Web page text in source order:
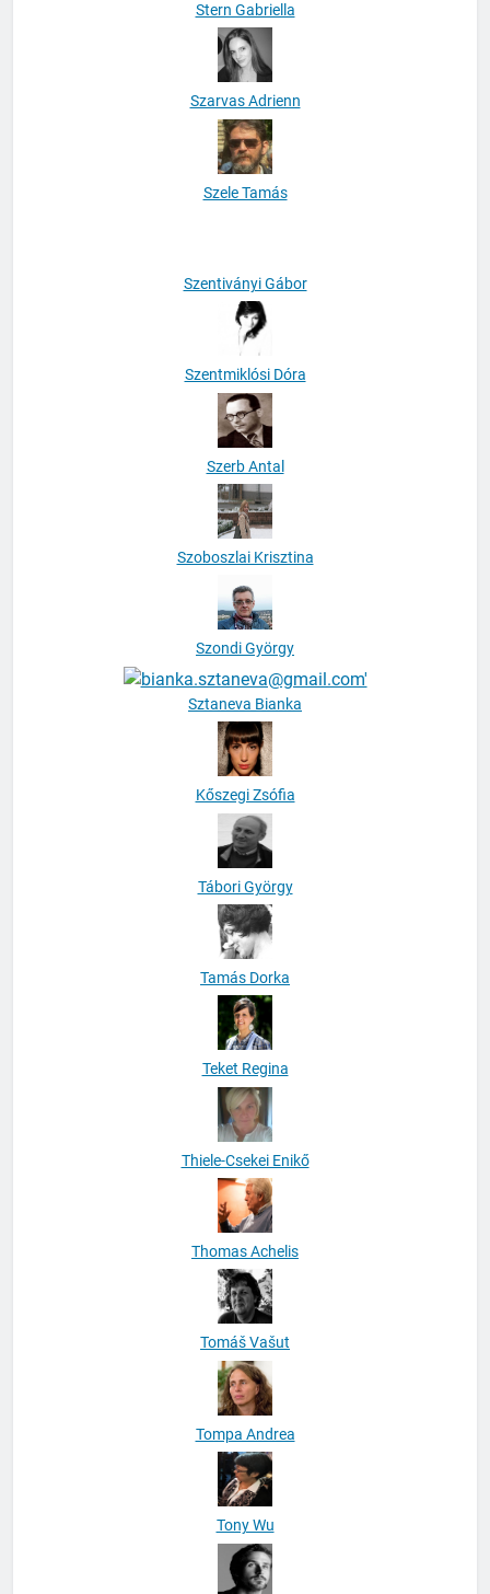
Stern Gabriella
Szarvas Adrienn
Szele Tamás
Szentmiklósi Dóra
Szerb Antal
Szoboszlai Krisztina
Szondi György
Kőszegi Zsófia
Tábori György
Tamás Dorka
Teket Regina
Thiele-Csekei Enikő
Thomas Achelis
Tomáš Vašut
Tompa Andrea
Tony Wu
Torma László